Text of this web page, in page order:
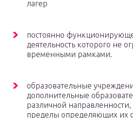
лагер
постоянно
деятельность которого не
временными рамками.
образовательные
дополнительные
различной
пределы определяющих их